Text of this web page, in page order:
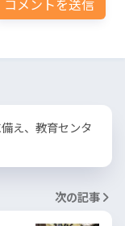
え、教育センタ
次の記事